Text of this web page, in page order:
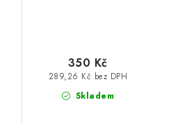
Skladem
289,26 Kč bez DPH
350 Kč